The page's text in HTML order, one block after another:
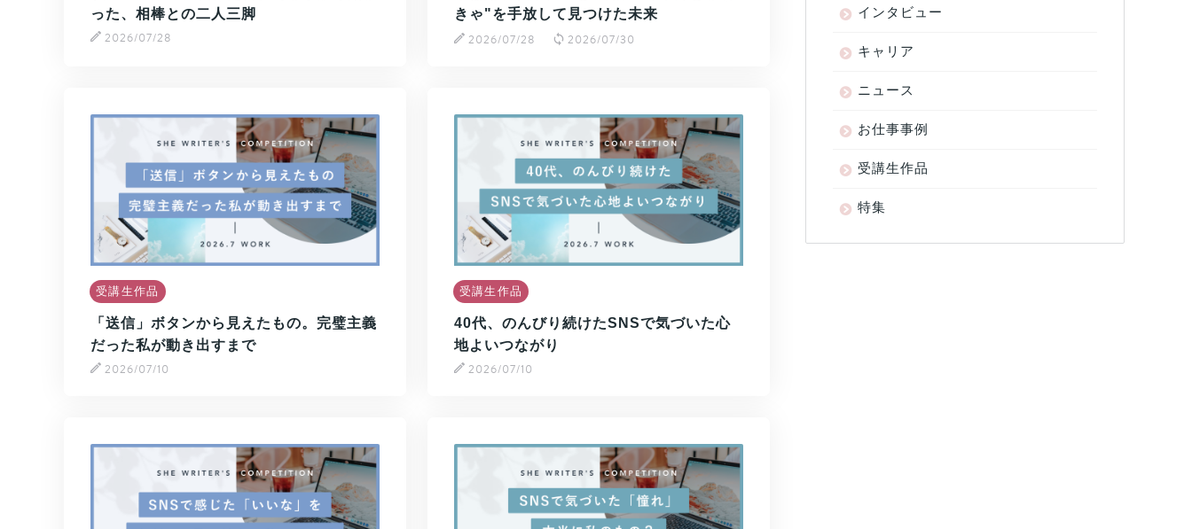
った、相棒との二人三脚
2026/07/28
きゃ"を手放して見つけた未来
2026/07/28 2026/07/30
受講生作品
「送信」ボタンから見えたもの。完璧主義
だった私が動き出すまで
2026/07/10
受講生作品
40代、のんびり続けたSNSで気づいた心
地よいつながり
2026/07/10
インタビュー
キャリア
ニュース
お仕事事例
受講生作品
特集